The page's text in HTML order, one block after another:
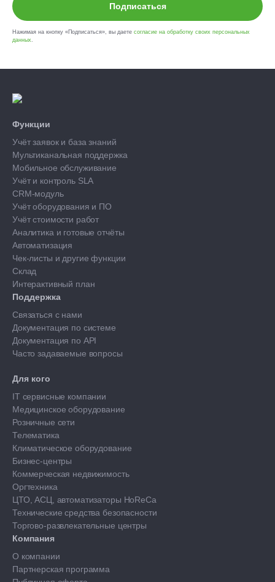
Подписаться
Нажимая на кнопку «Подписаться», вы даете согласие на обработку своих персональных
данных
Функции
Учёт заявок и база знаний
Мультиканальная поддержка
Мобильное обслуживание
Учёт и контроль SLA
CRM-модуль
Учёт оборудования и ПО
Учёт стоимости работ
Аналитика и готовые отчёты
Автоматизация
Чек-листы и другие функции
Склад
Интерактивный план
Поддержка
Связаться с нами
Документация по системе
Документация по API
Часто задаваемые вопросы
Для кого
IT сервисные компании
Медицинское оборудование
Розничные сети
Телематика
Климатическое оборудование
Бизнес-центры
Коммерческая недвижимость
Оргтехника
ЦТО, АСЦ, автоматизаторы HoReCa
Технические средства безопасности
Торгово-развлекательные центры
Компания
О компании
Партнерская программа